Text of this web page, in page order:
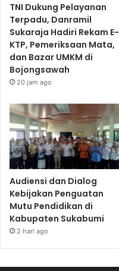
TNI Dukung Pelayanan
Terpadu, Danramil
Sukaraja Hadiri Rekam E-
KTP, Pemeriksaan Mata,
dan Bazar UMKM di
Bojongsawah
20 jam ago
Audiensi dan Dialog
Kebijakan Penguatan
Mutu Pendidikan di
Kabupaten Sukabumi
2 hari ago